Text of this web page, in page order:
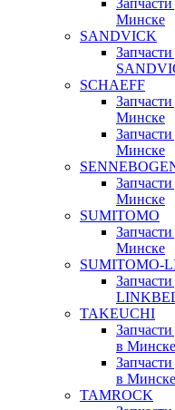
Минске
SANDVICK
SCHAEFF
Минске
Минске
Минске
SUMITOMO
Минске
SUMITOMO-
TAKEUCHI
в Минске
в Минске
TAMROCK